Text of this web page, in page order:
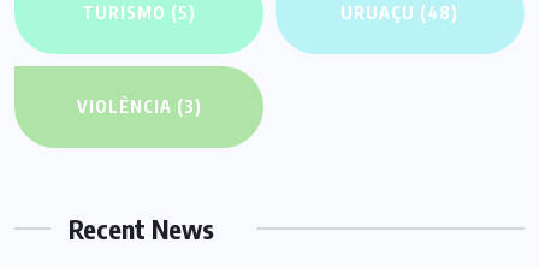
TURISMO (5) URUAÇU (48)
VIOLÊNCIA (3)
Recent News